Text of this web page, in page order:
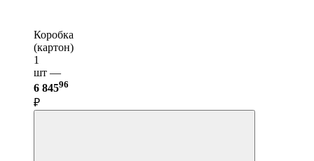
Коробка
(картон)
1
шт —
6 84596
₽